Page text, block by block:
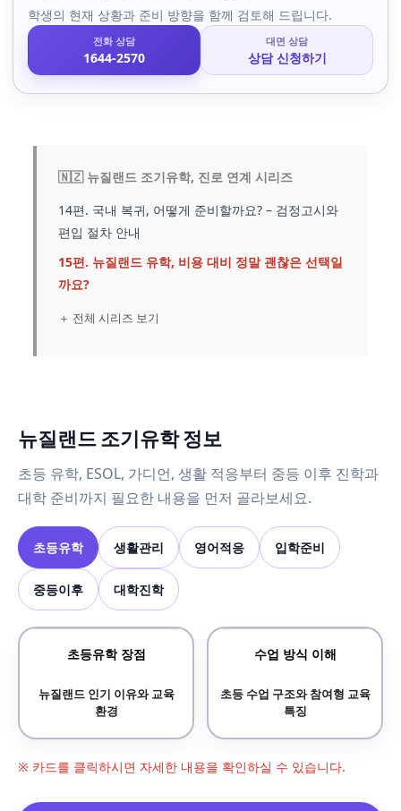
학생의 현재 상황과 준비 방향을 함께 검토해 드립니다.
전화 상담
1644-2570
대면 상담
상담 신청하기
🇳🇿 뉴질랜드 조기유학, 진로 연계 시리즈
14편. 국내 복귀, 어떻게 준비할까요? – 검정고시와
편입 절차 안내
15편. 뉴질랜드 유학, 비용 대비 정말 괜찮은 선택일
까요?
＋ 전체 시리즈 보기
뉴질랜드 조기유학 정보
초등 유학, ESOL, 가디언, 생활 적응부터 중등 이후 진학과
대학 준비까지 필요한 내용을 먼저 골라보세요.
초등유학 생활관리 영어적응 입학준비
중등이후 대학진학
초등유학 장점
뉴질랜드 인기 이유와 교육
환경
수업 방식 이해
초등 수업 구조와 참여형 교육
특징
※ 카드를 클릭하시면 자세한 내용을 확인하실 수 있습니다.